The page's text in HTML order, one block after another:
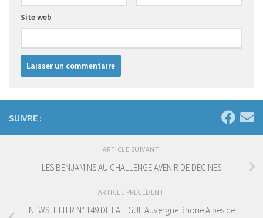
Site web
SUIVRE :
ARTICLE SUIVANT
LES BENJAMINS AU CHALLENGE AVENIR DE DECINES
ARTICLE PRÉCÉDENT
NEWSLETTER N° 149 DE LA LIGUE Auvergne Rhone Alpes de